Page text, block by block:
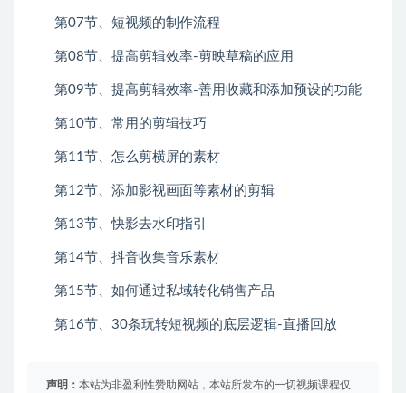
第07节、短视频的制作流程
第08节、提高剪辑效率-剪映草稿的应用
第09节、提高剪辑效率-善用收藏和添加预设的功能
第10节、常用的剪辑技巧
第11节、怎么剪横屏的素材
第12节、添加影视画面等素材的剪辑
第13节、快影去水印指引
第14节、抖音收集音乐素材
第15节、如何通过私域转化销售产品
第16节、30条玩转短视频的底层逻辑-直播回放
声明： 本站为非盈利性赞助网站，本站所发布的一切视频课程仅